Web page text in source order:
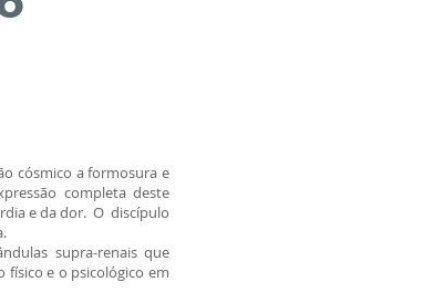
cósmico a formosura e
completa deste
e da dor. O discípulo
supra-renais que
e o psicológico em